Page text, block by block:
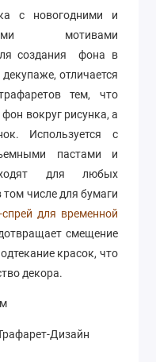
с новогодними и
мотивами
создания фона в
отличается
тем, что
вокруг рисунка, а
Используется с
пастами и
для любых
том числе для бумаги
спрей для временной
смещение
красок, что
декора.
Дизайн